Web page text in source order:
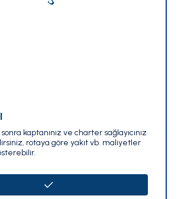
sonra kaptanınız ve charter sağlayıcınız
rotaya göre yakıt vb. maliyetler